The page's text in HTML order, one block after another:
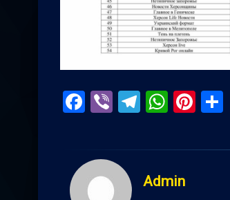
Facebook
ViberTelegram
Admin